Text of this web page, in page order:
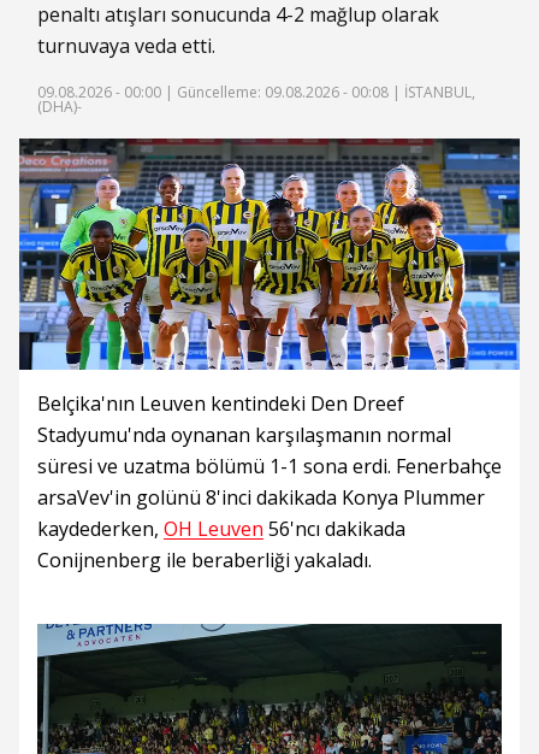
penaltı atışları sonucunda 4-2 mağlup olarak
turnuvaya veda etti.
09.08.2026 - 00:00 | Güncelleme: 09.08.2026 - 00:08 | İSTANBUL,
(DHA)-
Belçika'nın Leuven kentindeki Den Dreef
Stadyumu'nda oynanan karşılaşmanın normal
süresi ve uzatma bölümü 1-1 sona erdi. Fenerbahçe
arsaVev'in golünü 8'inci dakikada Konya Plummer
kaydederken, OH Leuven 56'ncı dakikada
Conijnenberg ile beraberliği yakaladı.